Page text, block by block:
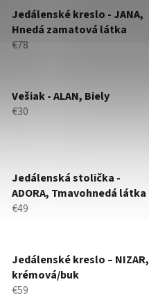
Jedálenské kreslo - JANA,
Hnedá zamatová látka
€78
Vešiak - ALAN, Biely
€30
Jedálenská stolička -
ADORA, Tmavohnedá látka
€49
Jedálenské kreslo – NIZAR,
krémová/buk
€59